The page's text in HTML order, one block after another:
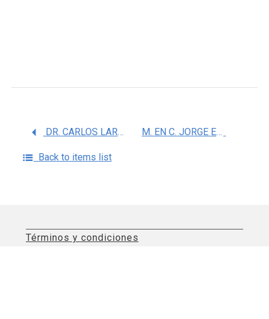
DR. CARLOS LARRALDE RANGEL M. EN C. JORGE ERNESTO ZAVALA VELAZQUEZ
Back to items list
Términos y condiciones